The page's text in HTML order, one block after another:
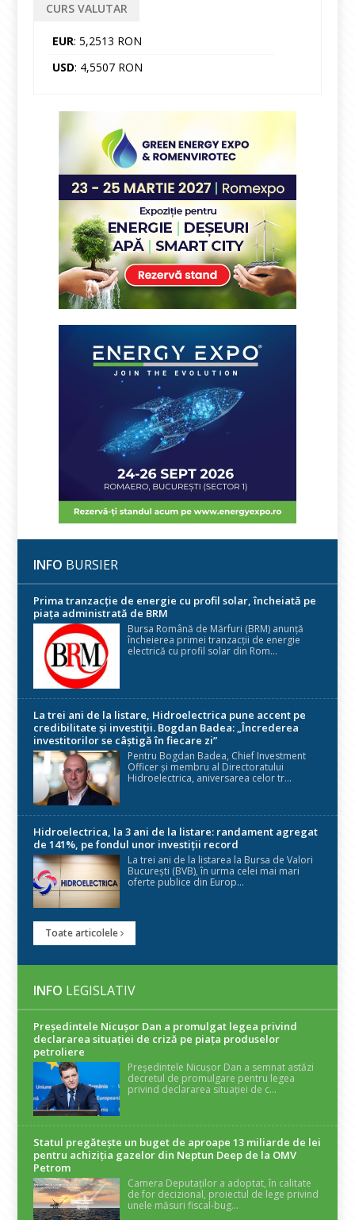
CURS VALUTAR
EUR: 5,2513 RON
USD: 4,5507 RON
INFO BURSIER
Prima tranzacție de energie cu profil solar, încheiată pe
piața administrată de BRM
Bursa Română de Mărfuri (BRM) anunță
încheierea primei tranzacții de energie
electrică cu profil solar din Rom...
La trei ani de la listare, Hidroelectrica pune accent pe
credibilitate și investiții. Bogdan Badea: „Încrederea
investitorilor se câștigă în fiecare zi”
Pentru Bogdan Badea, Chief Investment
Officer și membru al Directoratului
Hidroelectrica, aniversarea celor tr...
Hidroelectrica, la 3 ani de la listare: randament agregat
de 141%, pe fondul unor investiții record
La trei ani de la listarea la Bursa de Valori
București (BVB), în urma celei mai mari
oferte publice din Europ...
Toate articolele
INFO LEGISLATIV
Președintele Nicuşor Dan a promulgat legea privind
declararea situaţiei de criză pe piaţa produselor
petroliere
Președintele Nicușor Dan a semnat astăzi
decretul de promulgare pentru legea
privind declararea situației de c...
Statul pregătește un buget de aproape 13 miliarde de lei
pentru achiziția gazelor din Neptun Deep de la OMV
Petrom
Camera Deputaților a adoptat, în calitate
de for decizional, proiectul de lege privind
unele măsuri fiscal-bug...